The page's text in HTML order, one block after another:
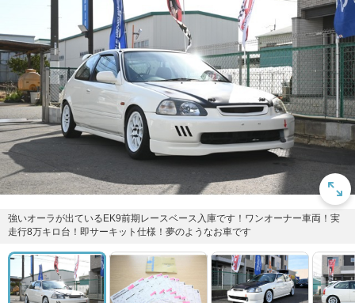
強いオーラが出ているEK9前期レースベース入庫です！ワンオーナー車両！実
走行8万キロ台！即サーキット仕様！夢のようなお車です